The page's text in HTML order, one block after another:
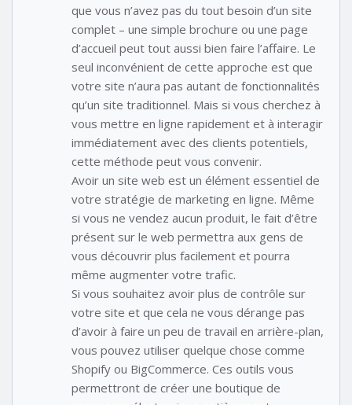
que vous n’avez pas du tout besoin d’un site
complet – une simple brochure ou une page
d’accueil peut tout aussi bien faire l’affaire. Le
seul inconvénient de cette approche est que
votre site n’aura pas autant de fonctionnalités
qu’un site traditionnel. Mais si vous cherchez à
vous mettre en ligne rapidement et à interagir
immédiatement avec des clients potentiels,
cette méthode peut vous convenir.
Avoir un site web est un élément essentiel de
votre stratégie de marketing en ligne. Même
si vous ne vendez aucun produit, le fait d’être
présent sur le web permettra aux gens de
vous découvrir plus facilement et pourra
même augmenter votre trafic.
Si vous souhaitez avoir plus de contrôle sur
votre site et que cela ne vous dérange pas
d’avoir à faire un peu de travail en arrière-plan,
vous pouvez utiliser quelque chose comme
Shopify ou BigCommerce. Ces outils vous
permettront de créer une boutique de